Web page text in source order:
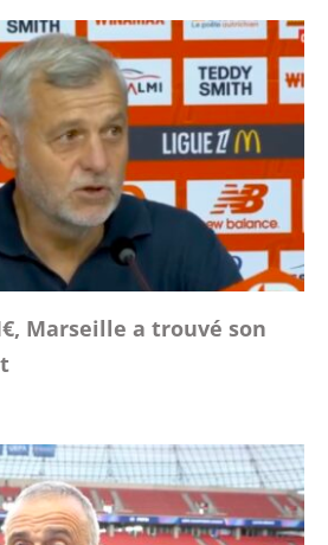
Marseille a trouvé son